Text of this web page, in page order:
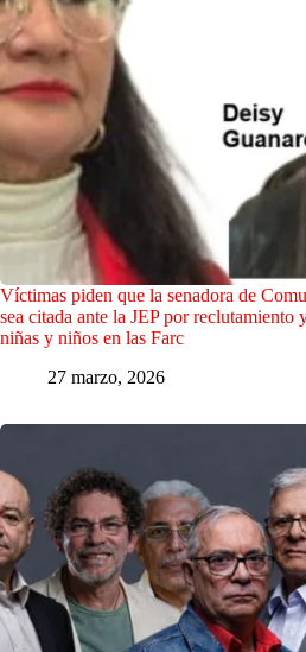
Víctimas piden que la senadora de
sea citada ante la JEP por reclutamiento
niñas y niños en las Farc
27 marzo, 2026